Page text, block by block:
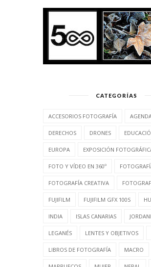
CATEGORÍAS
ACCESORIOS FOTOGRAFÍA
DERECHOS DRONES
EUROPA EXPOSICIÓN
FOTO Y VÍDEO EN 360º
FOTOGRAFÍA CREATIVA
FUJIFILM FUJIFILM GFX 100S
INDIA ISLAS CANARIAS
LEGANÉS LENTES Y OBJETIVOS
LIBROS DE FOTOGRAFÍA MACRO